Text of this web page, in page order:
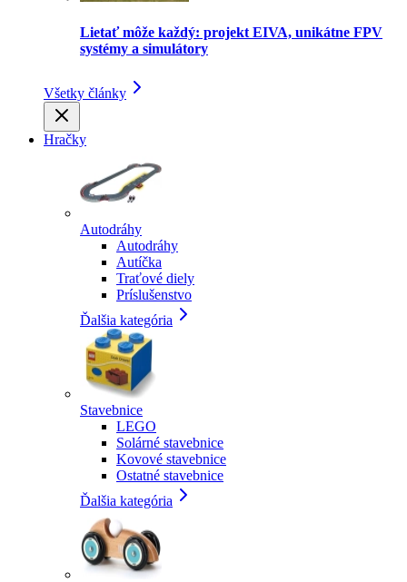
Lietať môže každý: projekt EIVA, unikátne FPV
systémy a simulátory
Všetky články
Hračky
Autodráhy
Autodráhy
Autíčka
Traťové diely
Príslušenstvo
Ďalšia kategória
Stavebnice
LEGO
Solárné stavebnice
Kovové stavebnice
Ostatné stavebnice
Ďalšia kategória